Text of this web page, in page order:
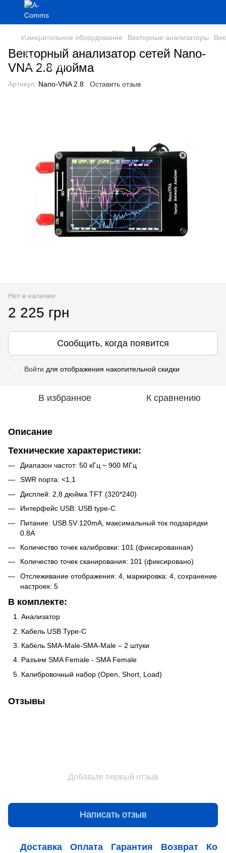
Измерительное оборудование Векторные анализаторы
Векторный анализатор сетей Nano-
VNA 2.8 дюйма
Артикул: Nano-VNA 2.8 Оставить отзыв
Нет в наличии
2 225 грн
Сообщить, когда появится
Войти для отображения накопительной скидки
В избранное К сравнению
Описание
Технические характеристики:
Диапазон частот: 50 кГц ~ 900 МГц
SWR порта: <1,1
Дисплей: 2,8 дюйма TFT (320*240)
Интерфейс USB: USB type-C
Питание: USB 5V 120mA, максимальный ток подзарядки
0.8A
Количество точек калибровки: 101 (фиксированная)
Количество точек сканирования: 101 (фиксировано)
Отслеживание отображения: 4, маркировка: 4, сохранение
настроек: 5
В комплекте:
Анализатор
Кабель USB Type-C
Кабель SMA-Male-SMA-Male – 2 штуки
Разъем SMA Female - SMA Female
Калибровочный набор (Open, Short, Load)
Отзывы
Добавьте первый отзыв
Написать отзыв
Доставка Оплата Гарантия Возврат